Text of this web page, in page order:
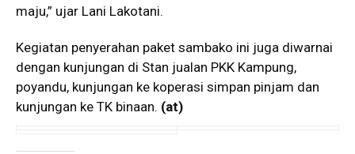
maju,” ujar Lani Lakotani.
Kegiatan penyerahan paket sambako ini juga diwarnai
dengan kunjungan di Stan jualan PKK Kampung,
poyandu, kunjungan ke koperasi simpan pinjam dan
kunjungan ke TK binaan. (at)